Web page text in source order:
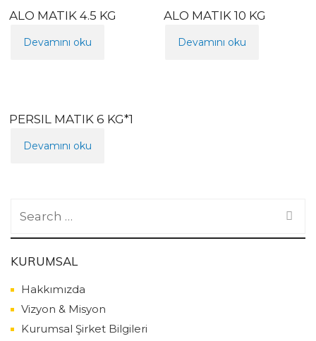
ALO MATIK 4.5 KG
Devamını oku
ALO MATIK 10 KG
Devamını oku
PERSIL MATIK 6 KG*1
Devamını oku
KURUMSAL
Hakkımızda
Vizyon & Misyon
Kurumsal Şirket Bilgileri